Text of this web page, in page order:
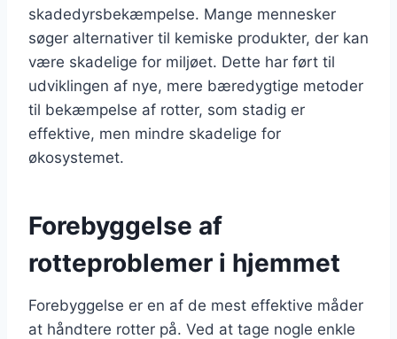
skadedyrsbekæmpelse. Mange mennesker
søger alternativer til kemiske produkter, der kan
være skadelige for miljøet. Dette har ført til
udviklingen af nye, mere bæredygtige metoder
til bekæmpelse af rotter, som stadig er
effektive, men mindre skadelige for
økosystemet.
Forebyggelse af
rotteproblemer i hjemmet
Forebyggelse er en af de mest effektive måder
at håndtere rotter på. Ved at tage nogle enkle